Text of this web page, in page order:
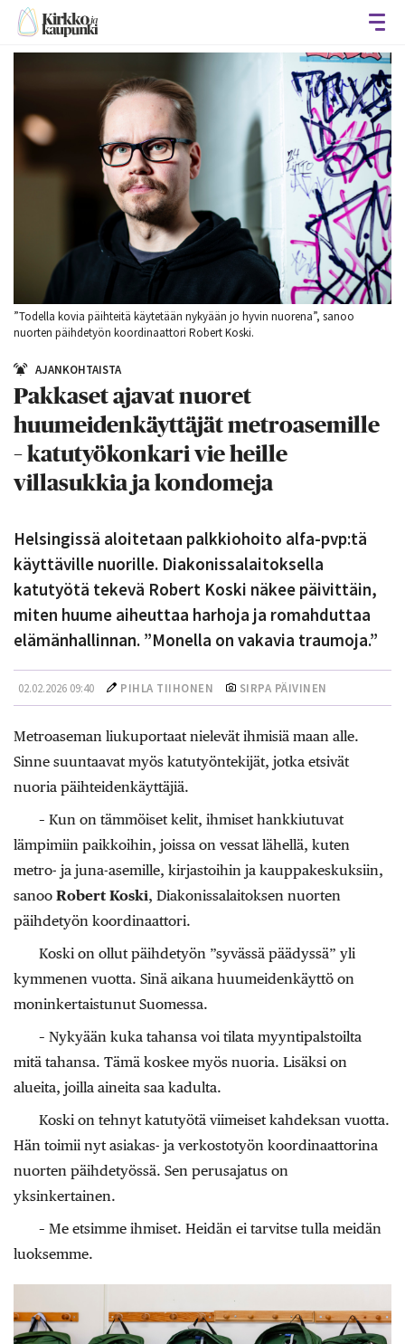
”Todella kovia päihteitä käytetään nykyään jo hyvin nuorena”, sanoo
nuorten päihdetyön koordinaattori Robert Koski.
AJANKOHTAISTA
Pakkaset ajavat nuoret
huumeidenkäyttäjät metroasemille
– katutyökonkari vie heille
villasukkia ja kondomeja
Helsingissä aloitetaan palkkiohoito alfa-pvp:tä
käyttäville nuorille. Diakonissalaitoksella
katutyötä tekevä Robert Koski näkee päivittäin,
miten huume aiheuttaa harhoja ja romahduttaa
elämänhallinnan. ”Monella on vakavia traumoja.”
02.02.2026 09:40 PIHLA TIIHONEN SIRPA PÄIVINEN
Metroaseman liukuportaat nielevät ihmisiä maan alle.
Sinne suuntaavat myös katutyöntekijät, jotka etsivät
nuoria päihteidenkäyttäjiä.
– Kun on tämmöiset kelit, ihmiset hankkiutuvat
lämpimiin paikkoihin, joissa on vessat lähellä, kuten
metro- ja juna-asemille, kirjastoihin ja kauppakeskuksiin,
sanoo Robert Koski, Diakonissalaitoksen nuorten
päihdetyön koordinaattori.
Koski on ollut päihdetyön ”syvässä päädyssä” yli
kymmenen vuotta. Sinä aikana huumeidenkäyttö on
moninkertaistunut Suomessa.
– Nykyään kuka tahansa voi tilata myyntipalstoilta
mitä tahansa. Tämä koskee myös nuoria. Lisäksi on
alueita, joilla aineita saa kadulta.
Koski on tehnyt katutyötä viimeiset kahdeksan vuotta.
Hän toimii nyt asiakas- ja verkostotyön koordinaattorina
nuorten päihdetyössä. Sen perusajatus on
yksinkertainen.
– Me etsimme ihmiset. Heidän ei tarvitse tulla meidän
luoksemme.